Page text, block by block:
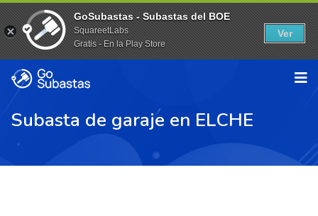
Subasta de garaje en ELCHE
GoSubastas - Subastas del BOE
SquareetLabs
Gratis - En la Play Store
Ver